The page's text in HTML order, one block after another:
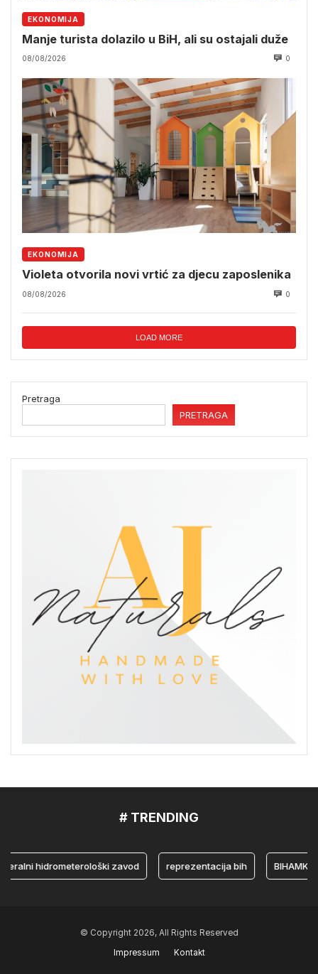
EKONOMIJA
Manje turista dolazilo u BiH, ali su ostajali duže
08/08/2026 0
EKONOMIJA
Violeta otvorila novi vrtić za djecu zaposlenika
08/08/2026 0
LOAD MORE
Pretraga
PRETRAGA
# TRENDING
hidrometerološki zavod reprezentacija bih BIHAMK
© Copyright 2026, All Rights Reserved
Impressum
Kontakt